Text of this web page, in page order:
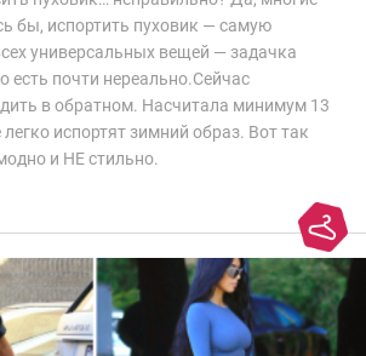
бы, испортить пуховик — самую
универсальных вещей — задачка
есть почти нереально.Сейчас
в обратном. Насчитала минимум 13
испортят зимний образ. Вот так
и НЕ стильно.